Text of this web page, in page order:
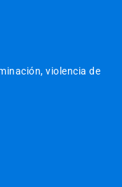
violencia de